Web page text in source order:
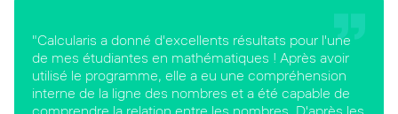
"Calcularis a donné d'excellents résultats pour l'une
de mes étudiantes en mathématiques ! Après avoir
utilisé le programme, elle a eu une compréhension
interne de la ligne des nombres et a été capable de
comprendre la relation entre les nombres. D'après les